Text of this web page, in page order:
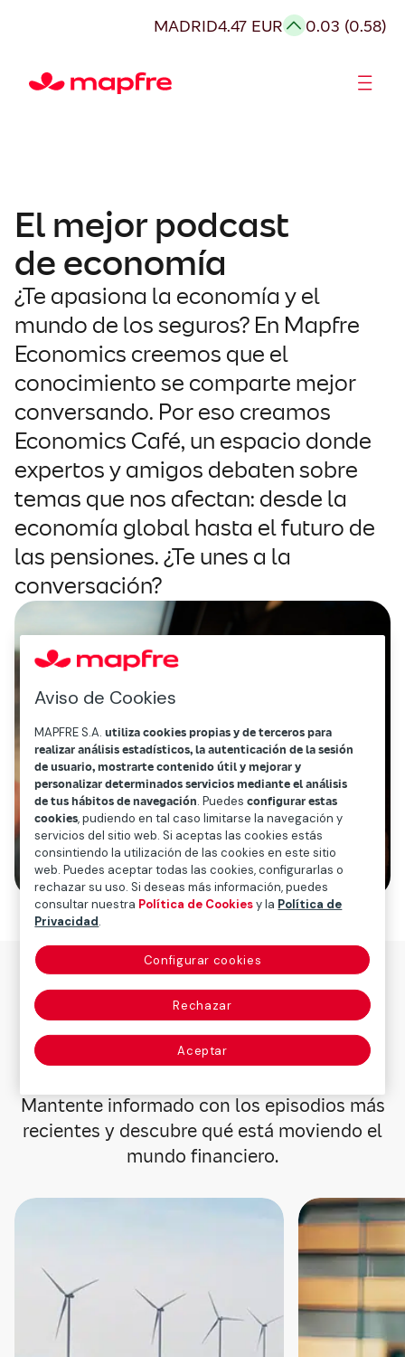
MADRID4.47 EUR 0.03 (0.58)
El mejor podcast
de economía
¿Te apasiona la economía y el
mundo de los seguros? En Mapfre
Economics creemos que el
conocimiento se comparte mejor
conversando. Por eso creamos
Economics Café, un espacio donde
expertos y amigos debaten sobre
temas que nos afectan: desde la
economía global hasta el futuro de
las pensiones. ¿Te unes a la
conversación?
Nuestros últimos
episodios
Mantente informado con los episodios más
recientes y descubre qué está moviendo el
mundo financiero.
Aviso de Cookies
MAPFRE S.A.utiliza cookies propias y de terceros para
realizar análisis estadísticos, la autenticación de la sesión
de usuario, mostrarte contenido útil y mejorar y
personalizar determinados servicios mediante el análisis
de tus hábitos de navegación. Puedesconfigurar estas
cookies, pudiendo en tal caso limitarse la navegación y
servicios del sitio web. Si aceptas las cookies estás
consintiendo la utilización de las cookies en este sitio
web. Puedes aceptar todas las cookies, configurarlas o
rechazar su uso. Si deseas más información, puedes
consultar nuestra Política de Cookiesy la Política de
Privacidad.
Configurar cookies
Rechazar
Aceptar